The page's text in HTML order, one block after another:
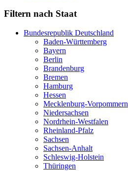
Filtern nach Staat
Bundesrepublik Deutschland
Baden-Württemberg
Bayern
Berlin
Brandenburg
Bremen
Hamburg
Hessen
Mecklenburg-Vorpommern
Niedersachsen
Nordrhein-Westfalen
Rheinland-Pfalz
Sachsen
Sachsen-Anhalt
Schleswig-Holstein
Thüringen